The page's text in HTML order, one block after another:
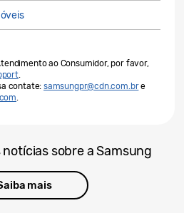
ao Consumidor, por favor,
.
contate: samsungpr@cdn.com.bre
.
sobre a Samsung
mais